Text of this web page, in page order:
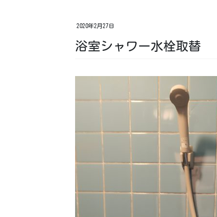
2020年2月27日
浴室シャワー水栓取替